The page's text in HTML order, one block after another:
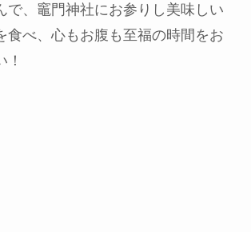
で、竈門神社にお参りし美味しい
食べ、心もお腹も至福の時間をお